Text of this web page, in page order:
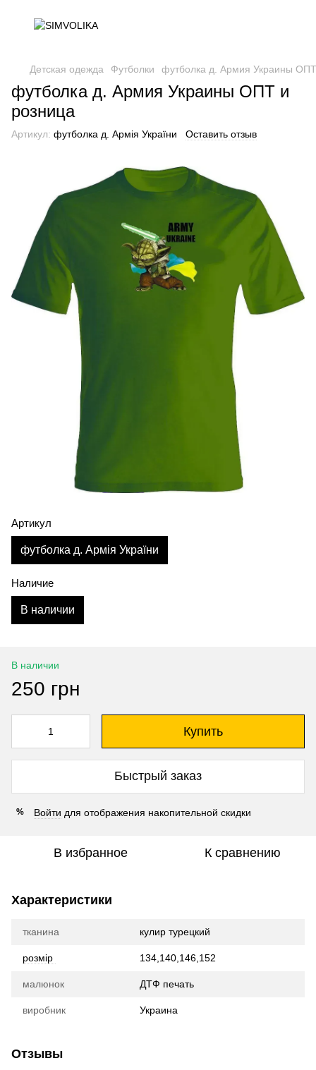
Детская одежда Футболки футболка д. Армия Украины
футболка д. Армия Украины ОПТ и
розница
Артикул: футболка д. Армія України Оставить отзыв
Артикул
футболка д. Армія України
Наличие
В наличии
В наличии
250 грн
Купить
Быстрый заказ
% Войти для отображения накопительной скидки
В избранное К сравнению
Характеристики
тканина кулир турецкий
розмір 134,140,146,152
малюнок ДТФ печать
виробник Украина
Отзывы